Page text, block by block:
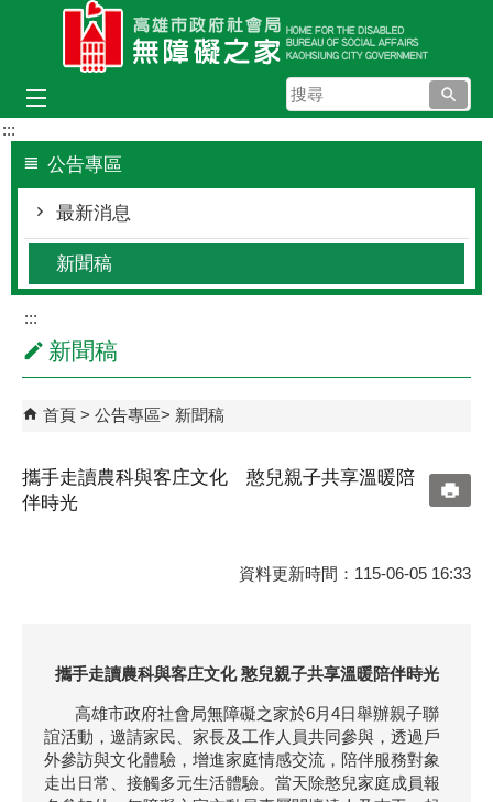
跳到主要內容區塊
搜
尋
:::
公告專區
最新消息
新聞稿
:::
新聞稿
首頁 公告專區 新聞稿
攜手走讀農科與客庄文化 憨兒親子共享溫暖陪
伴時光
資料更新時間：115-06-05 16:33
攜手走讀農科與客庄文化 憨兒親子共享溫暖陪伴時光
高雄市政府社會局無障礙之家於6月4日舉辦親子聯
誼活動，邀請家民、家長及工作人員共同參與，透過戶
外參訪與文化體驗，增進家庭情感交流，陪伴服務對象
走出日常、接觸多元生活體驗。當天除憨兒家庭成員報